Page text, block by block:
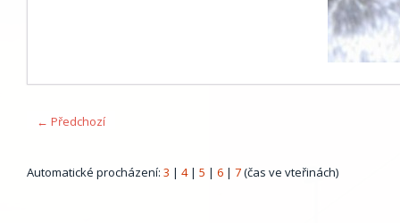
← Předchozí
Automatické procházení: 3 | 4| 5 | 6 | 7(čas ve vteřinách)